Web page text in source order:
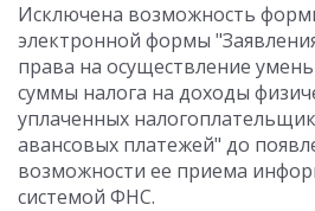
Исключена возможность
электронной формы
права на осуществление
суммы налога на доходы
уплаченных
авансовых платежей" до
возможности ее приема
системой ФНС.